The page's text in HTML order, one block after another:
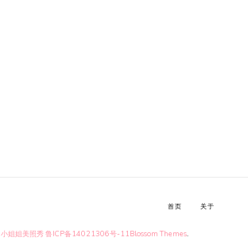
小姐姐美照秀鲁ICP备14021306号-11Blossom Themes.
首页 关于